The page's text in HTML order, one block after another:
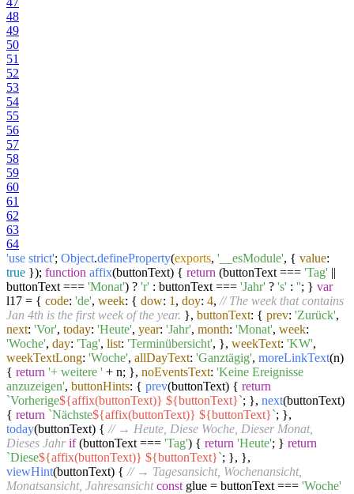
48
49
50
51
52
53
54
55
56
57
58
59
60
61
62
63
64
'use strict'; Object.defineProperty(exports, '__esModule', { value:
true }); function affix(buttonText) { return (buttonText === 'Tag' ||
buttonText === 'Monat') ? 'r' : buttonText === 'Jahr' ? 's' : ''; } var
l17 = { code: 'de', week: { dow: 1 , doy: 4, // The week that contains
Jan 4th is the first week of the year. }, buttonText: { prev: 'Zurück',
next: 'Vor', today: 'Heute', year: 'Jahr', month: 'Monat', week:
'Woche', day: 'Tag', list: 'Terminübersicht', }, weekText: 'KW',
weekTextLong: 'Woche', allDayText: 'Ganztägig', moreLinkText(n)
{ return '+ weitere ' + n; }, noEventsText: 'Keine Ereignisse
anzuzeigen', buttonHints: { prev(buttonText) { return
`Vorherige${affix(buttonText)} ${buttonText}`; }, next(buttonText)
{ return `Nächste${affix(buttonText)} ${buttonText}`; },
today(buttonText) { // → Heute, Diese Woche, Dieser Monat,
Dieses Jahr if(buttonText === 'Tag') { return 'Heute'; } return
`Diese${affix(buttonText)} ${buttonText}`; }, },
viewHint(buttonText) { // → Tagesansicht, Wochenansicht,
Monatsansicht, Jahresansicht const glue = buttonText === 'Woche'